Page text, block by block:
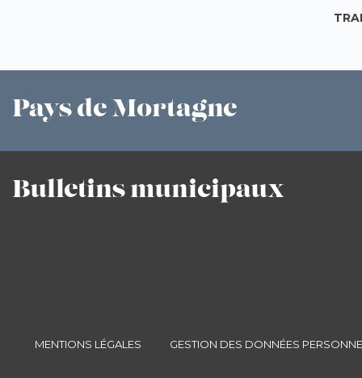
Pays de Mortagne
Bulletinsmunicipaux
MENTIONS LÉGALES GESTION DES DONNÉES